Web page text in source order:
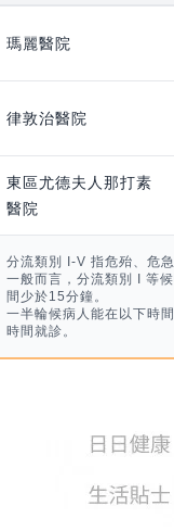
瑪麗醫院
律敦治醫院
東區尤德夫人那打素
醫院
分流類別 I-V 指危殆、危
一般而言，分流類別 I 等
間少於15分鐘。
一半輪候病人能在以下時
時間就診。